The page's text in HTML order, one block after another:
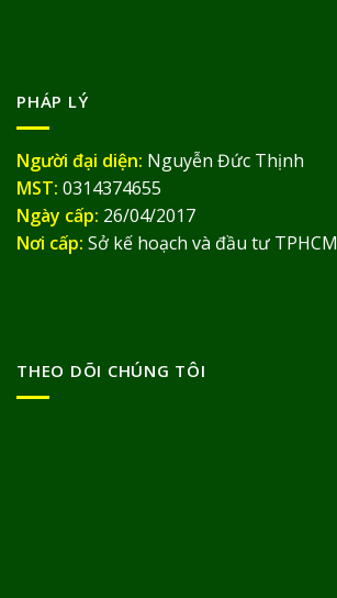
PHÁP LÝ
Người đại diện: Nguyễn Đức Thịnh
MST: 0314374655
Ngày cấp: 26/04/2017
Nơi cấp: Sở kế hoạch và đầu tư TPHCM
THEO DÕI CHÚNG TÔI